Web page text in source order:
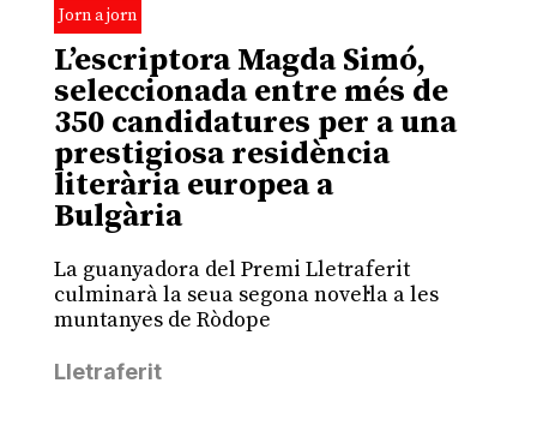
Jorn a jorn
L’escriptora Magda Simó,
seleccionada entre més de
350 candidatures per a una
prestigiosa residència
literària europea a
Bulgària
La guanyadora del Premi Lletraferit
culminarà la seua segona novel·la a les
muntanyes de Ròdope
Lletraferit